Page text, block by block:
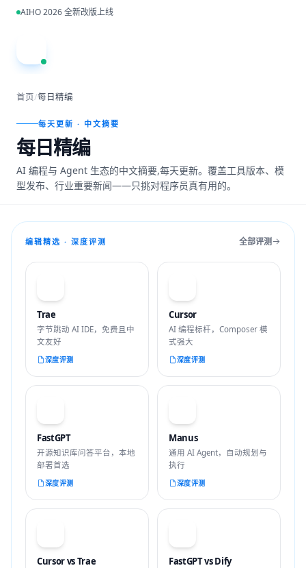
跳到主内容
AIHO 2026 全新改版上线
首页/每日精编
每天更新 · 中文摘要
每日精编
AI 编程与 Agent 生态的中文摘要,每天更新。覆盖工具版本、模
型发布、行业重要新闻——只挑对程序员真有用的。
编辑精选 · 深度评测 全部评测
Trae
字节跳动 AI IDE，免费且中
文友好
深度评测
Cursor
AI 编程标杆，Composer 模
式强大
深度评测
FastGPT
开源知识库问答平台，本地
部署首选
深度评测
Manus
通用 AI Agent，自动规划与
执行
深度评测
Cursor vs Trae FastGPT vs Dify